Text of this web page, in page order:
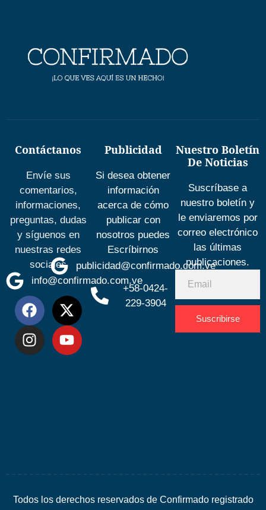
Contáctanos
Envíe sus
comentarios,
informaciones,
preguntas, dudas
y síguenos en
nuestras redes
sociales
info@confirmado.com.ve
Publicidad
Si desea obtener
información
acerca de cómo
publicar con
nosotros puedes
Escríbirnos
publicidad@confirmado.com.ve
+58-0424-
229-3904
Nuestro Boletín
De Noticias
Suscríbase a
nuestro boletín y
le enviaremos por
correo electrónico
las últimas
publicaciones.
Suscribirse
Todos los derechos reservados de Confirmado registrado